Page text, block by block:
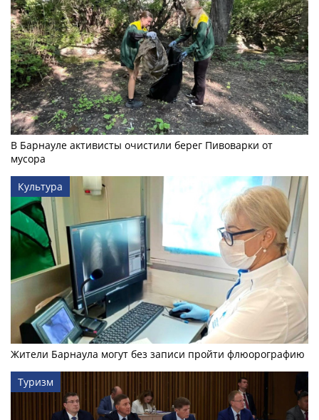
В Барнауле активисты очистили берег Пивоварки от
мусора
Культура
Жители Барнаула могут без записи пройти флюорографию
Туризм